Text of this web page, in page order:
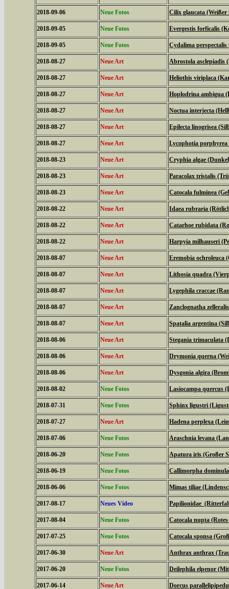
2018-09-06 Neue Fotos Cilix glaucata (Weißer
2018-09-05 Neue Fotos Evergestis forficalis
2018-09-05 Neue Fotos Cydalima
2018-08-27 Neue Art Abrostola asclepiadis
2018-08-27 Neue Art Heliothis viriplaca
2018-08-27 Neue Art Hoplodrina ambigua
2018-08-27 Neue Art Noctua interjecta
2018-08-27 Neue Art Epilecta linogrisea
2018-08-27 Neue Art Lycophotia
2018-08-23 Neue Art Cryphia algae
2018-08-23 Neue Art Paracolax tristalis
2018-08-23 Neue Art Catocala fulminea
2018-08-22 Neue Art Idaea rubraria
2018-08-22 Neue Art Catarhoe rubidata
2018-08-22 Neue Art Harpyia milhauseri
2018-08-07 Neue Art Eremobia ochroleuca
2018-08-07 Neue Art Lithosia quadra
2018-08-07 Neue Art Lygephila craccae
2018-08-07 Neue Art Zanclognatha
2018-08-07 Neue Art Spatalia argentina
2018-08-06 Neue Art Stegania trimaculata
2018-08-06 Neue Art Drymonia querna
2018-08-06 Neue Art Dysgonia algira
2018-08-02 Neue Fotos Lasiocampa quercus
2018-07-31 Neue Fotos Sphinx ligustri
2018-07-27 Neue Art Hadena perplexa
2018-07-06 Neue Fotos Araschnia levana
2018-06-20 Neue Fotos Apatura iris (Großer
2018-06-19 Neue Fotos Callimorpha
2018-06-06 Neue Fotos Mimas tiliae
2017-08-17 Neues Video Papilionidae
2017-08-04 Neue Fotos Catocala nupta
2017-07-25 Neue Fotos Catocala sponsa
2017-06-30 Neue Art Anthrax anthrax
2017-06-20 Neue Fotos Deilephila elpenor
2017-06-14 Neue Art Dorcus